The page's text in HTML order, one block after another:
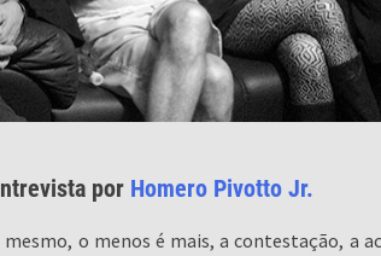
por Homero Pivotto Jr.
o menos é mais, a contestação, a